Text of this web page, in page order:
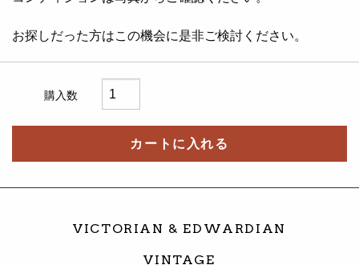
お探しだった方はこの機会に是非ご検討ください。
購入数
カートに入れる
VICTORIAN & EDWARDIAN
VINTAGE